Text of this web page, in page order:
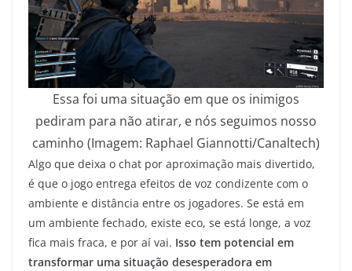
Essa foi uma situação em que os inimigos
pediram para não atirar, e nós seguimos nosso
caminho (Imagem: Raphael Giannotti/Canaltech)
Algo que deixa o chat por aproximação mais divertido,
é que o jogo entrega efeitos de voz condizente com o
ambiente e distância entre os jogadores. Se está em
um ambiente fechado, existe eco, se está longe, a voz
fica mais fraca, e por aí vai. Isso tem potencial em
transformar uma situação desesperadora em